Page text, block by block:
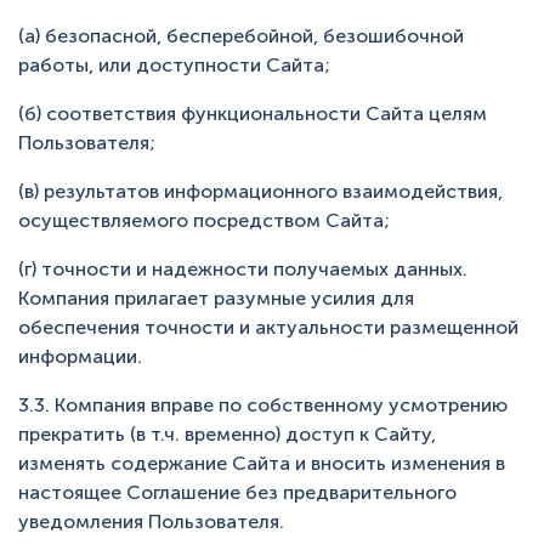
(а) безопасной, бесперебойной, безошибочной
работы, или доступности Сайта;
(б) соответствия функциональности Сайта целям
Пользователя;
(в) результатов информационного взаимодействия,
осуществляемого посредством Сайта;
(г) точности и надежности получаемых данных.
Компания прилагает разумные усилия для
обеспечения точности и актуальности размещенной
информации.
3.3. Компания вправе по собственному усмотрению
прекратить (в т.ч. временно) доступ к Сайту,
изменять содержание Сайта и вносить изменения в
настоящее Соглашение без предварительного
уведомления Пользователя.